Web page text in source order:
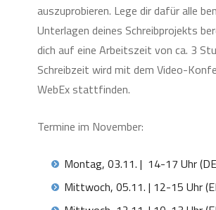
auszuprobieren. Lege dir dafür alle
Unterlagen deines Schreibprojekts
dich auf eine Arbeitszeit von ca. 3
Schreibzeit wird mit dem Video-
WebEx stattfinden.
Termine im November:
Montag, 03.11. | 14-17 Uhr
Mittwoch, 05.11. | 12-15 Uhr